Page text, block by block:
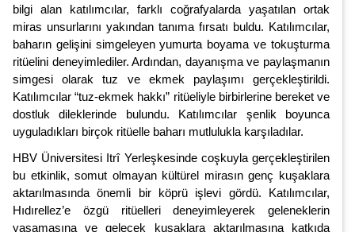
bilgi alan katılımcılar, farklı coğrafyalarda yaşatılan ortak
miras unsurlarını yakından tanıma fırsatı buldu. Katılımcılar,
baharın gelişini simgeleyen yumurta boyama ve tokuşturma
ritüelini deneyimlediler. Ardından, dayanışma ve paylaşmanın
simgesi olarak tuz ve ekmek paylaşımı gerçekleştirildi.
Katılımcılar “tuz-ekmek hakkı” ritüeliyle birbirlerine bereket ve
dostluk dileklerinde bulundu. Katılımcılar şenlik boyunca
uyguladıkları birçok ritüelle baharı mutlulukla karşıladılar.
HBV Üniversitesi Itrî Yerleşkesinde coşkuyla gerçekleştirilen
bu etkinlik, somut olmayan kültürel mirasın genç kuşaklara
aktarılmasında önemli bir köprü işlevi gördü. Katılımcılar,
Hıdırellez’e özgü ritüelleri deneyimleyerek geleneklerin
yaşamasına ve gelecek kuşaklara aktarılmasına katkıda